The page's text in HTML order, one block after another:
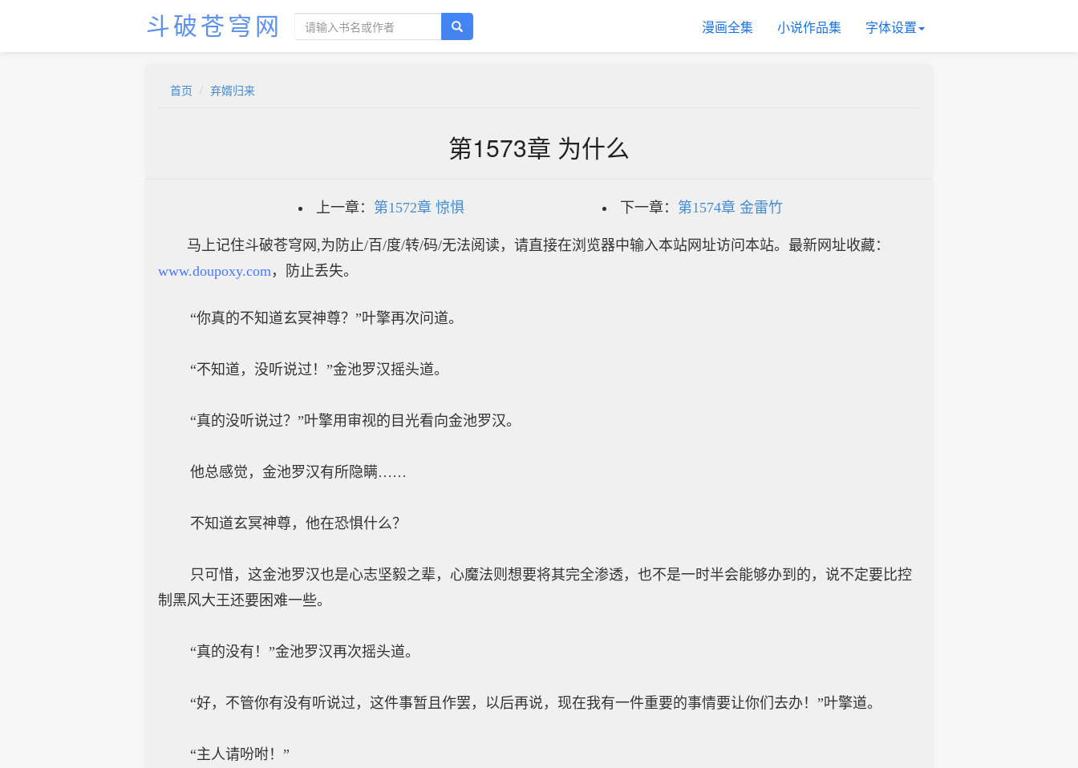
斗破苍穹网 漫画全集 小说作品集 字体设置
首页 弃婿归来
第1573章 为什么
上一章： 第1572章 惊惧 下一章： 第1574章 金雷竹
马上记住斗破苍穹网,为防止/百/度/转/码/无法阅读，请直接在浏览器中输入本站网址访问本站。最新网址收藏：
www.doupoxy.com，防止丢失。
“你真的不知道玄冥神尊？”叶擎再次问道。
“不知道，没听说过！”金池罗汉摇头道。
“真的没听说过？”叶擎用审视的目光看向金池罗汉。
他总感觉，金池罗汉有所隐瞒……
不知道玄冥神尊，他在恐惧什么？
只可惜，这金池罗汉也是心志坚毅之辈，心魔法则想要将其完全渗透，也不是一时半会能够办到的，说不定要比控
制黑风大王还要困难一些。
“真的没有！”金池罗汉再次摇头道。
“好，不管你有没有听说过，这件事暂且作罢，以后再说，现在我有一件重要的事情要让你们去办！”叶擎道。
“主人请吩咐！”